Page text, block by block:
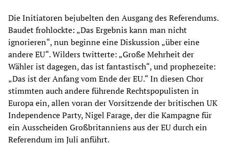
Die Initiatoren bejubelten den Ausgang des Referendums.
Baudet frohlockte: „Das Ergebnis kann man nicht
ignorieren“, nun beginne eine Diskussion „über eine
andere EU“. Wilders twitterte: „Große Mehrheit der
Wähler ist dagegen, das ist fantastisch“, und prophezeite:
„Das ist der Anfang vom Ende der EU.“ In diesen Chor
stimmten auch andere führende Rechtspopulisten in
Europa ein, allen voran der Vorsitzende der britischen UK
Independence Party, Nigel Farage, der die Kampagne für
ein Ausscheiden Großbritanniens aus der EU durch ein
Referendum im Juli anführt.